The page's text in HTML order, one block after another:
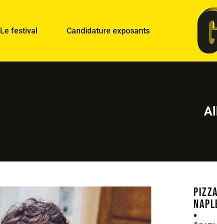
Le festival Candidature exposants
•